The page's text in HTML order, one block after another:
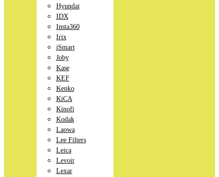
Hyundai
IDX
Insta360
Irix
iSmart
Joby
Kase
KEF
Kenko
KiCA
Kinofi
Kodak
Laowa
Lee Filters
Leica
Levoit
Lexar